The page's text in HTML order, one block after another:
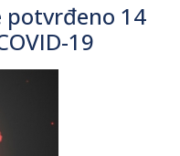
potvrđeno 14
19